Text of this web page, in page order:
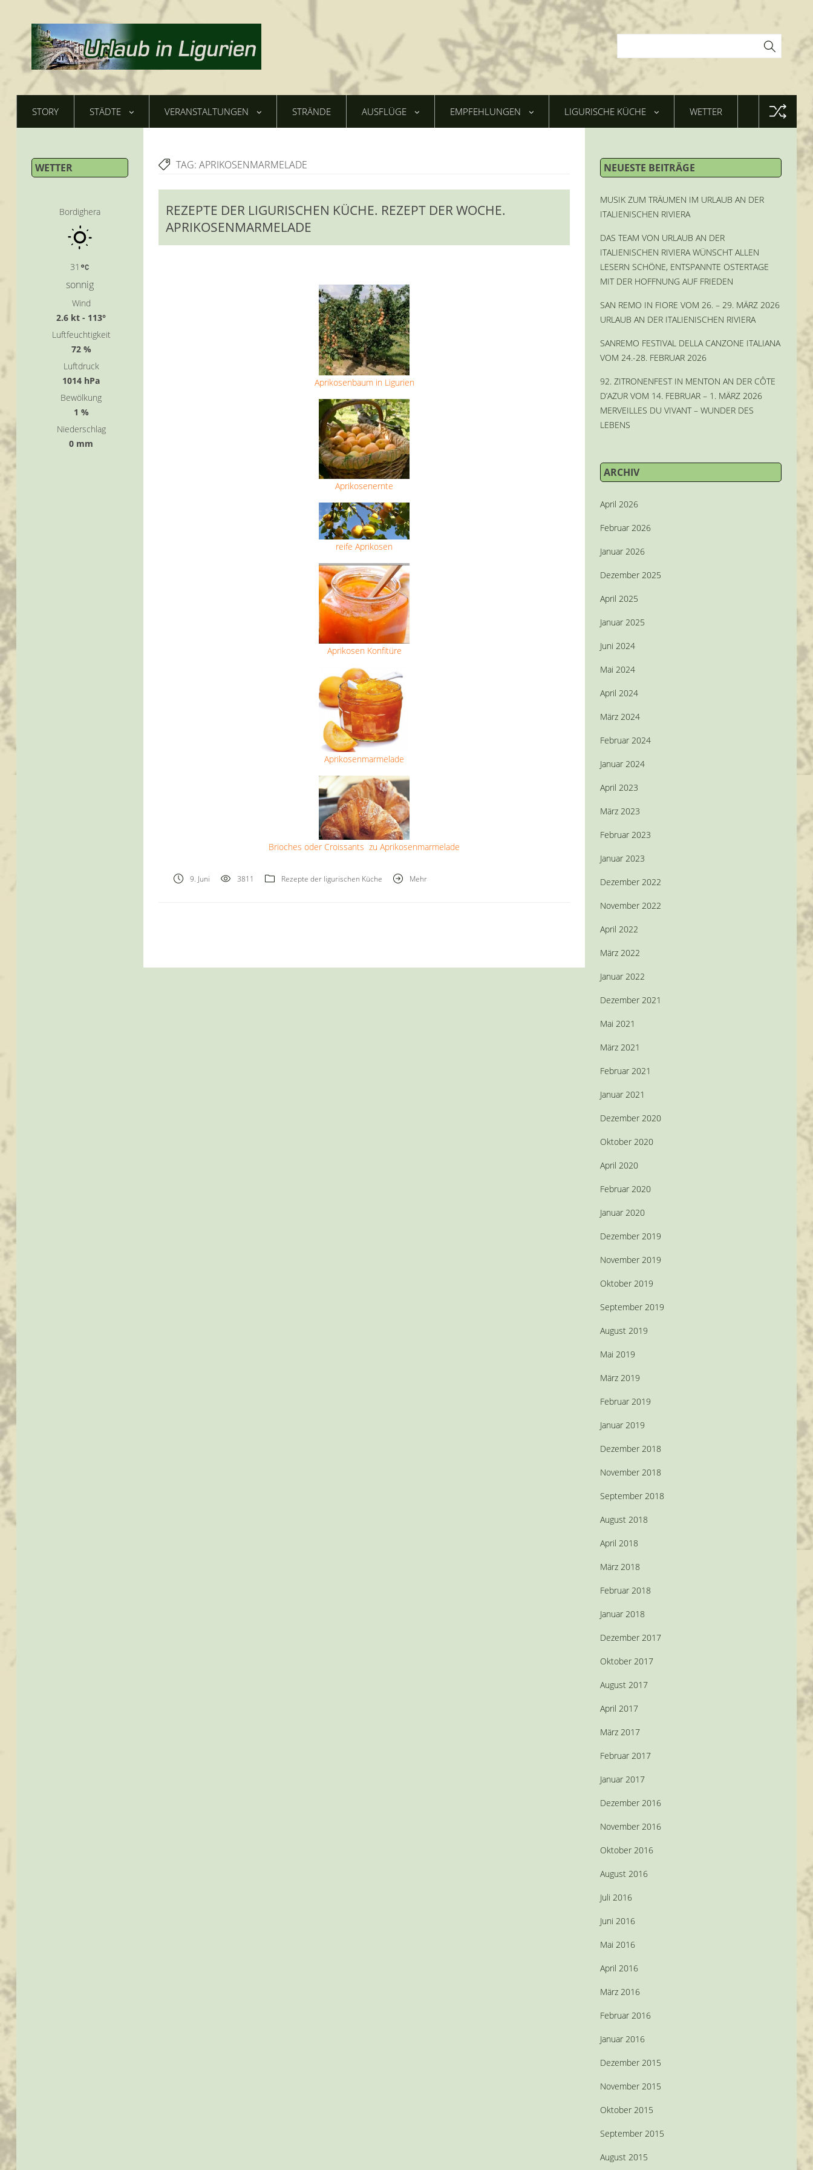
STORY STÄDTE VERANSTALTUNGEN STRÄNDE AUSFLÜGE EMPFEHLUNGEN LIGURISCHE KÜCHE WETTER
WETTER
Bordighera
31
sonnig
Wind
2.6 kt - 113°
Luftfeuchtigkeit
72 %
Luftdruck
1014 hPa
Bewölkung
1 %
Niederschlag
0 mm
TAG: APRIKOSENMARMELADE
REZEPTE DER LIGURISCHEN KÜCHE. REZEPT DER WOCHE.
APRIKOSENMARMELADE
Aprikosenbaum in Ligurien
Aprikosenernte
reife Aprikosen
Aprikosen Konfitüre
Aprikosenmarmelade
Brioches oder Croissants zu Aprikosenmarmelade
9. Juni 3811 Rezepte der ligurischen Küche Mehr
NEUESTE BEITRÄGE
MUSIK ZUM TRÄUMEN IM URLAUB AN DER
ITALIENISCHEN RIVIERA
DAS TEAM VON URLAUB AN DER
ITALIENISCHEN RIVIERA WÜNSCHT ALLEN
LESERN SCHÖNE, ENTSPANNTE OSTERTAGE
MIT DER HOFFNUNG AUF FRIEDEN
SAN REMO IN FIORE VOM 26. – 29. MÄRZ 2026
URLAUB AN DER ITALIENISCHEN RIVIERA
SANREMO FESTIVAL DELLA CANZONE ITALIANA
VOM 24.-28. FEBRUAR 2026
92. ZITRONENFEST IN MENTON AN DER CÔTE
D’AZUR VOM 14. FEBRUAR – 1. MÄRZ 2026
MERVEILLES DU VIVANT – WUNDER DES
LEBENS
ARCHIV
April 2026
Februar 2026
Januar 2026
Dezember 2025
April 2025
Januar 2025
Juni 2024
Mai 2024
April 2024
März 2024
Februar 2024
Januar 2024
April 2023
März 2023
Februar 2023
Januar 2023
Dezember 2022
November 2022
April 2022
März 2022
Januar 2022
Dezember 2021
Mai 2021
März 2021
Februar 2021
Januar 2021
Dezember 2020
Oktober 2020
April 2020
Februar 2020
Januar 2020
Dezember 2019
November 2019
Oktober 2019
September 2019
August 2019
Mai 2019
März 2019
Februar 2019
Januar 2019
Dezember 2018
November 2018
September 2018
August 2018
April 2018
März 2018
Februar 2018
Januar 2018
Dezember 2017
Oktober 2017
August 2017
April 2017
März 2017
Februar 2017
Januar 2017
Dezember 2016
November 2016
Oktober 2016
August 2016
Juli 2016
Juni 2016
Mai 2016
April 2016
März 2016
Februar 2016
Januar 2016
Dezember 2015
November 2015
Oktober 2015
September 2015
August 2015